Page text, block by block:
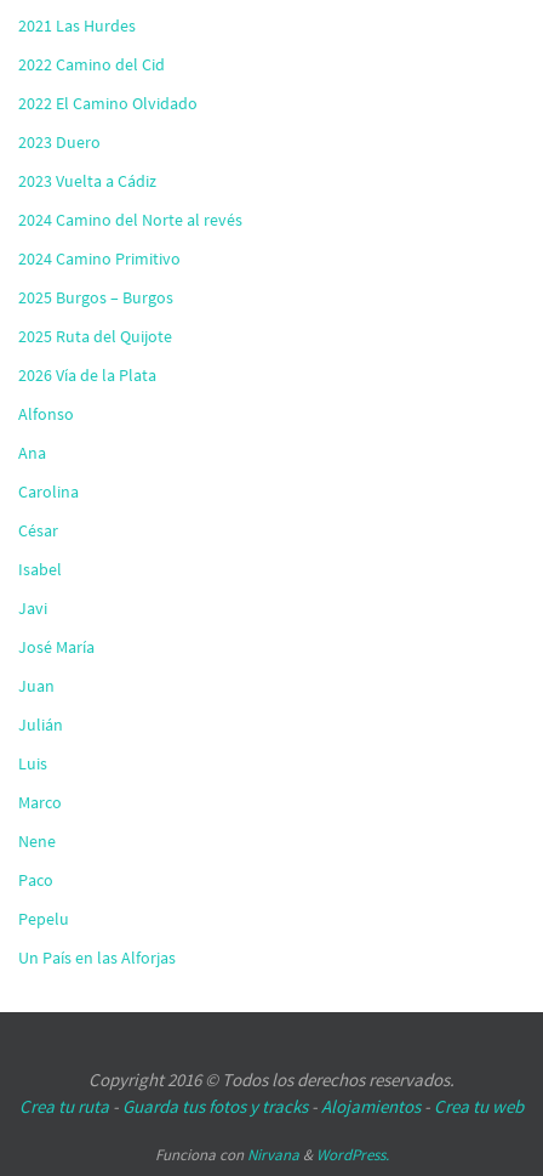
2021 Las Hurdes
2022 Camino del Cid
2022 El Camino Olvidado
2023 Duero
2023 Vuelta a Cádiz
2024 Camino del Norte al revés
2024 Camino Primitivo
2025 Burgos – Burgos
2025 Ruta del Quijote
2026 Vía de la Plata
Alfonso
Ana
Carolina
César
Isabel
Javi
José María
Juan
Julián
Luis
Marco
Nene
Paco
Pepelu
Un País en las Alforjas
Copyright 2016 © Todos los derechos reservados.
Crea tu ruta - Guarda tus fotos y tracks-Alojamientos- Crea tu web
Funciona con Nirvana& WordPress.